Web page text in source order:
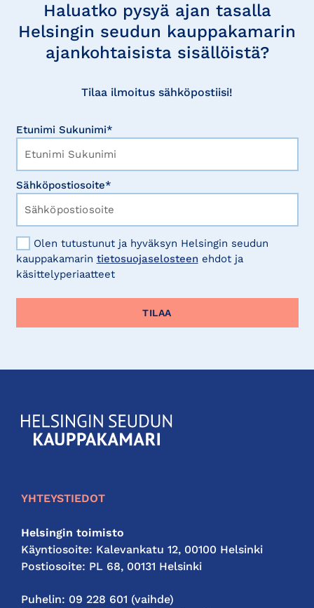
Haluatko pysyä ajan tasalla
Helsingin seudun kauppakamarin
ajankohtaisista sisällöistä?
Tilaa ilmoitus sähköpostiisi!
Etunimi Sukunimi*
Sähköpostiosoite*
Olen tutustunut ja hyväksyn Helsingin seudun
kauppakamarin tietosuojaselosteen ehdot ja
käsittelyperiaatteet
KauppakamariHelsingin
seudun
YHTEYSTIEDOT
Helsingin toimisto
Käyntiosoite: Kalevankatu 12, 00100 Helsinki
Postiosoite: PL 68, 00131 Helsinki
Puhelin: 09 228 601 (vaihde)